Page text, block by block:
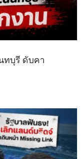
ทบุรี ดับคา